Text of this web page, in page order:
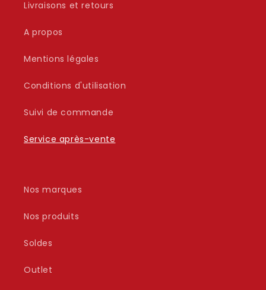
Livraisons et retours
A propos
Mentions légales
Conditions d'utilisation
Suivi de commande
Service après-vente
Nos marques
Nos produits
Soldes
Outlet